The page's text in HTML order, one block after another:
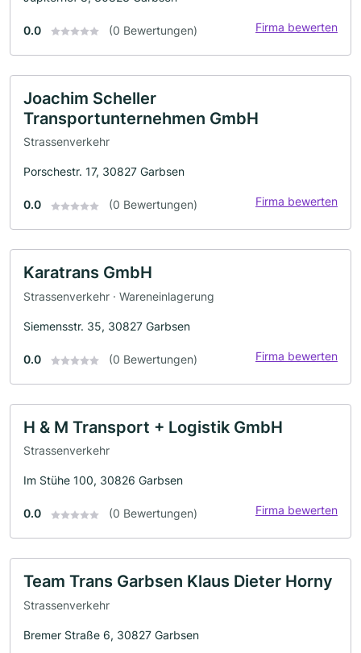
0.0 (0 Bewertungen) Firma bewerten
Joachim Scheller
Transportunternehmen GmbH
Strassenverkehr
Porschestr. 17, 30827 Garbsen
0.0 (0 Bewertungen) Firma bewerten
Karatrans GmbH
Strassenverkehr · Wareneinlagerung
Siemensstr. 35, 30827 Garbsen
0.0 (0 Bewertungen) Firma bewerten
H & M Transport + Logistik GmbH
Strassenverkehr
Im Stühe 100, 30826 Garbsen
0.0 (0 Bewertungen) Firma bewerten
Team Trans Garbsen Klaus Dieter Horny
Strassenverkehr
Bremer Straße 6, 30827 Garbsen